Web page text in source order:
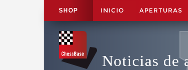
SHOP INICIO APERTURAS
Noticias de